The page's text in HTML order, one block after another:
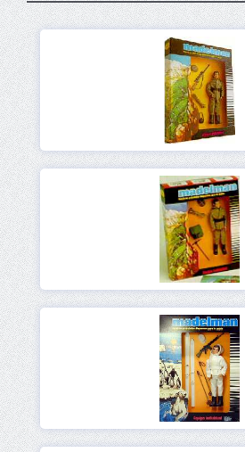
Ver
Ver
Ver